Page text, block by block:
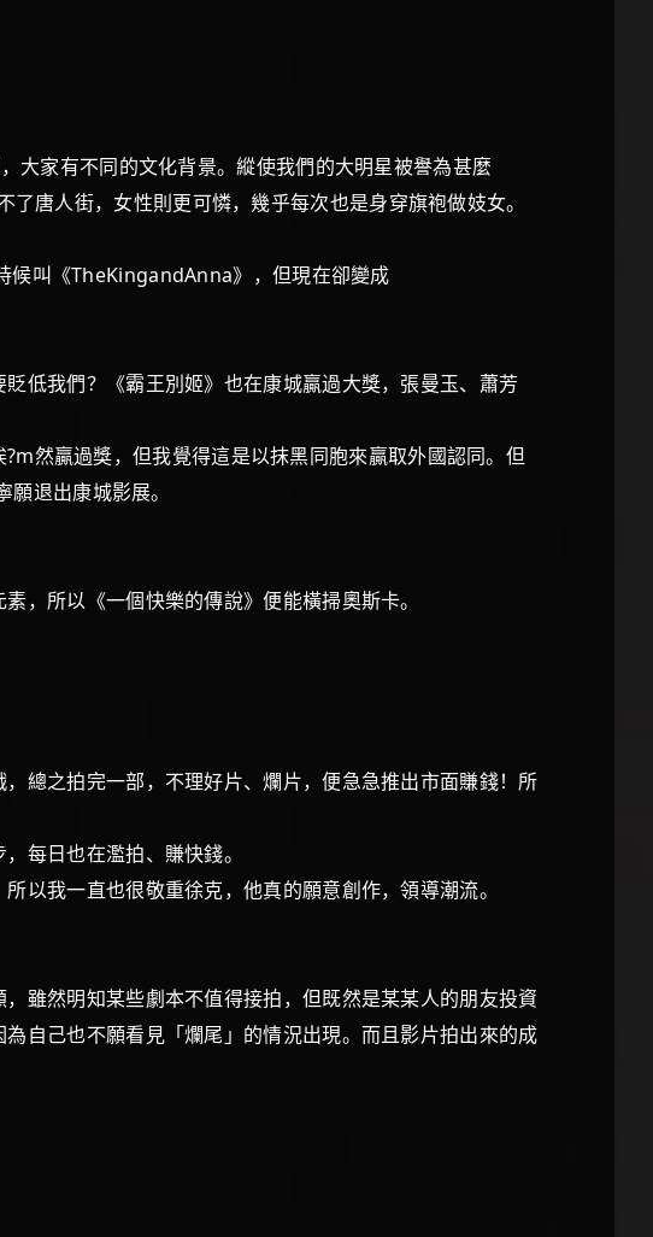
家有不同的文化背景。縱使我們的大明星被譽為甚麼
唐人街，女性則更可憐，幾乎每次也是身穿旗袍做妓女。
叫《TheKingandAnna》，但現在卻變成
低我們？《霸王別姬》也在康城贏過大獎，張曼玉、蕭芳
然贏過獎，但我覺得這是以抹黑同胞來贏取外國認同。但
願退出康城影展。
所以《一個快樂的傳說》便能橫掃奧斯卡。
總之拍完一部，不理好片、爛片，便急急推出市面賺錢！所
，每日也在濫拍、賺快錢。
我一直也很敬重徐克，他真的願意創作，領導潮流。
然明知某些劇本不值得接拍，但既然是某某人的朋友投資
自己也不願看見「爛尾」的情況出現。而且影片拍出來的成